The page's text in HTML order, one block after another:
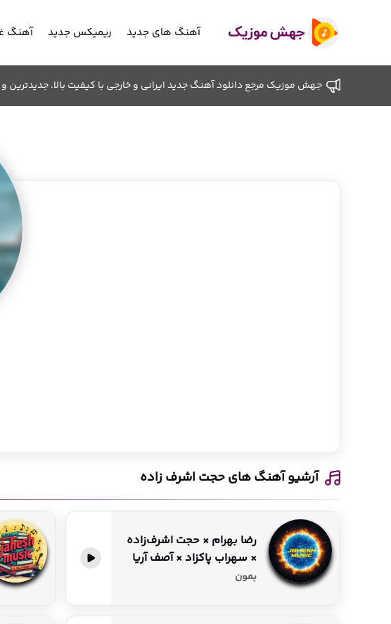
آهنگ های جدید ریمیکس جدید آهنگ
جهش موزیک مرجع دانلود آهنگ جدید ایرانی و خارجی با کیفیت بالا. جدیدترین
آرشیو آهنگ های حجت اشرف زاده
رضا بهرام × حجت اشرف‌زاده
× سهراب پاکزاد × آصف آریا
بمون
پخش آنلاین